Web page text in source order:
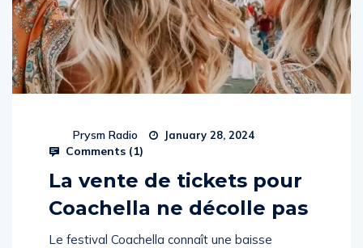
Prysm Radio January 28, 2024
Comments (1)
La vente de tickets pour
Coachella ne décolle pas
Le festival Coachella connaît une baisse